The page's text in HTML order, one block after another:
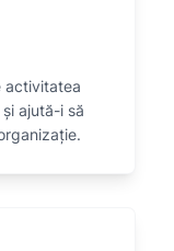
activitatea
și ajută-i să